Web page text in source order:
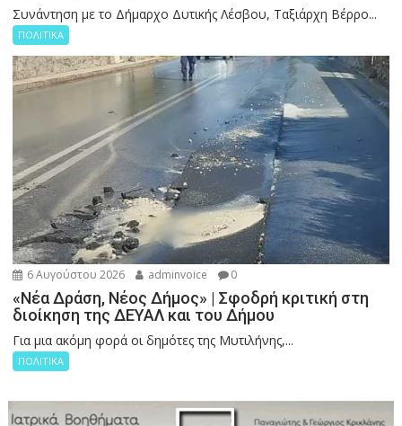
Συνάντηση με το Δήμαρχο Δυτικής Λέσβου, Ταξιάρχη Βέρρο...
ΠΟΛΙΤΙΚΑ
6 Αυγούστου 2026 adminvoice 0
«Νέα Δράση, Νέος Δήμος» | Σφοδρή κριτική στη
διοίκηση της ΔΕΥΑΛ και του Δήμου
Για μια ακόμη φορά οι δημότες της Μυτιλήνης,...
ΠΟΛΙΤΙΚΑ